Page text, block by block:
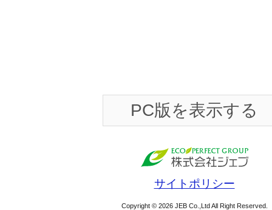
PC版を表示する
サイトポリシー
Copyright © 2026 JEB Co.,Ltd All Right Reserved.